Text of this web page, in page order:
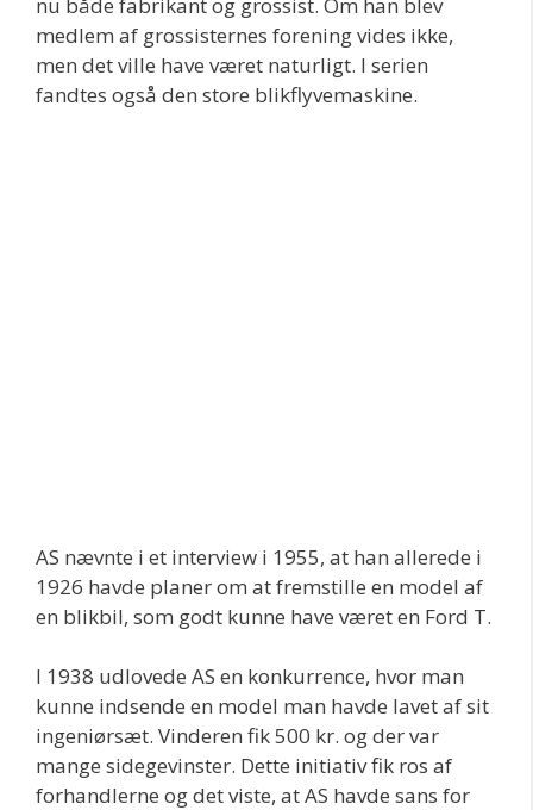
medlem af grossisternes forening vides ikke,
men det ville have været naturligt. I serien
fandtes også den store blikflyvemaskine.
AS nævnte i et interview i 1955, at han allerede i
1926 havde planer om at fremstille en model af
en blikbil, som godt kunne have været en Ford T.
I 1938 udlovede AS en konkurrence, hvor man
kunne indsende en model man havde lavet af sit
ingeniørsæt. Vinderen fik 500 kr. og der var
mange sidegevinster. Dette initiativ fik ros af
forhandlerne og det viste, at AS havde sans for